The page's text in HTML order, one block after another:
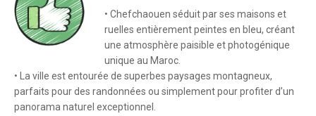
• Chefchaouen séduit par ses maisons et
ruelles entièrement peintes en bleu, créant
une atmosphère paisible et photogénique
unique au Maroc.
• La ville est entourée de superbes paysages montagneux,
parfaits pour des randonnées ou simplement pour profiter d’un
panorama naturel exceptionnel.